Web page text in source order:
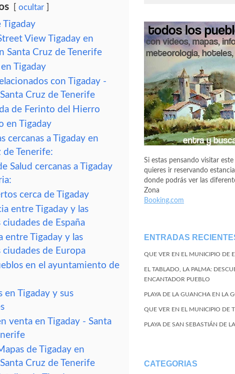
ocultar
Tigaday
View Tigaday en
Santa Cruz de Tenerife
Tigaday
con Tigaday -
Cruz de Tenerife
de Ferinto del Hierro
en Tigaday
cercanas a Tigaday en
de Tenerife:
Salud cercanas a Tigaday
cerca de Tigaday
entre Tigaday y las
de España
entre Tigaday y las
ciudades de Europa
en el ayuntamiento de
en Tigaday y sus
venta en Tigaday - Santa
de Tigaday en
Cruz de Tenerife
Si estas pensando visitar
quieres ir reservando
donde podrás ver las
Zona
Booking.com
ENTRADAS
QUE VER EN EL MUNICIPIO DE
EL TABLADO, LA PALMA:
ENCANTADOR PUEBLO
PLAYA DE LA GUANCHA EN LA
QUE VER EN EL MUNICIPIO DE
PLAYA DE SAN SEBASTIÁN DE
CATEGORIAS